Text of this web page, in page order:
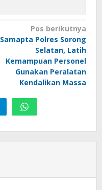
Pos berikutnya
Samapta Polres Sorong
Selatan, Latih
Kemampuan Personel
Gunakan Peralatan
Kendalikan Massa